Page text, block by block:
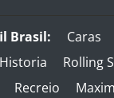
Brasil: Caras
Rolling
Recreio